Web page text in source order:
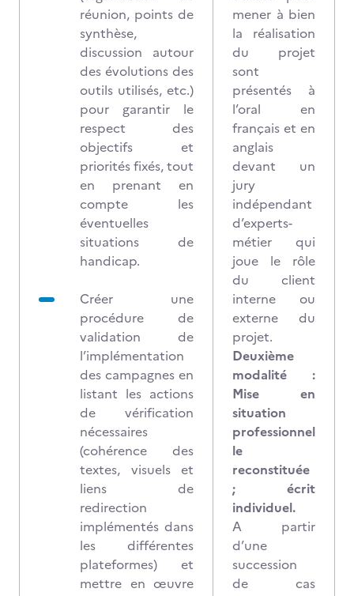
réunion, points de
synthèse,
discussion autour
des évolutions des
outils utilisés, etc.)
pour garantir le
respect des
objectifs et
priorités fixés, tout
en prenant en
compte les
éventuelles
situations de
handicap.
Créer une
procédure de
validation de
l’implémentation
des campagnes en
listant les actions
de vérification
nécessaires
(cohérence des
textes, visuels et
liens de
redirection
implémentés dans
les différentes
plateformes) et
mettre en œuvre
mener à bien
la réalisation
du projet
sont
présentés à
l’oral en
français et en
anglais
devant un
jury
indépendant
d’experts-
métier qui
joue le rôle
du client
interne ou
externe du
projet.
Deuxième
modalité :
Mise en
situation
professionnel
le
reconstituée
; écrit
individuel.
A partir
d’une
succession
de cas